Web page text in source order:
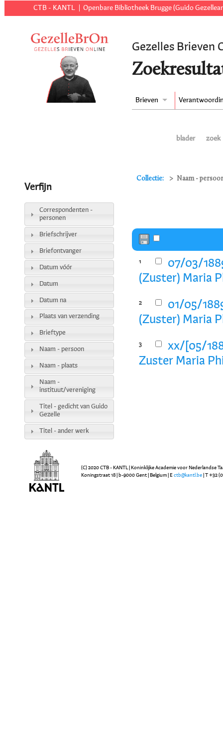
CTB - KANTL Openbare Bibliotheek Brugge (Guido
Gezelles Brieven
Brieven
blader zoek
Collectie: Naam -
1
07/03/
(Zuster) Maria
2
01/05/
(Zuster) Maria
3
xx/[05/
Zuster Maria
Verfijn
Correspondenten -
personen
Briefschrijver
Briefontvanger
Datum vóór
Datum
Datum na
Plaats van verzending
Brieftype
Naam - persoon
Naam - plaats
Naam -
instituut/vereniging
Titel - gedicht van Guido
Gezelle
Titel - ander werk
(C) 2020 CTB - KANTL | Koninklijke Academie voor Nederlandse
Koningstraat 18 | b-9000 Gent | Belgium | E ctb@kantl.be | T +32